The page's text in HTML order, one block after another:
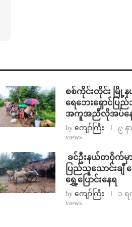
စစ်ကိုင်းတိုင်း မြို့
ရေဘေးရှောင်ပြည်
အကူအညီလိုအပ်န
byကျော်ကြီး ၉ န
views
ခင်ဦးနယ်တဝိုက်မှ
ပြည်သူသောင်းချီ
ရွှေ့ပြောင်းနေရ
byကျော်ကြီး ၁
views